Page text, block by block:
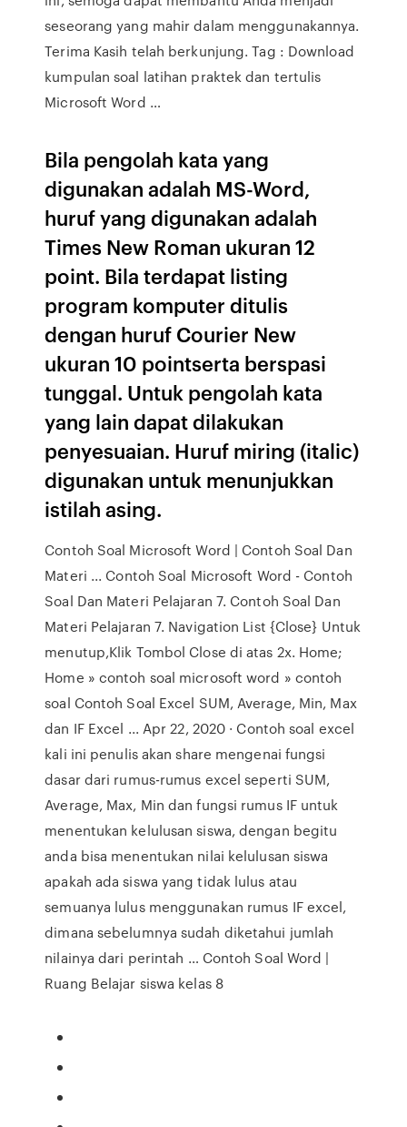
seseorang yang mahir dalam menggunakannya.
Terima Kasih telah berkunjung. Tag : Download
kumpulan soal latihan praktek dan tertulis
Microsoft Word …
Bila pengolah kata yang
digunakan adalah MS-Word,
huruf yang digunakan adalah
Times New Roman ukuran 12
point. Bila terdapat listing
program komputer ditulis
dengan huruf Courier New
ukuran 10 pointserta berspasi
tunggal. Untuk pengolah kata
yang lain dapat dilakukan
penyesuaian. Huruf miring (italic)
digunakan untuk menunjukkan
istilah asing.
Contoh Soal Microsoft Word | Contoh Soal Dan
Materi ... Contoh Soal Microsoft Word - Contoh
Soal Dan Materi Pelajaran 7. Contoh Soal Dan
Materi Pelajaran 7. Navigation List {Close} Untuk
menutup,Klik Tombol Close di atas 2x. Home;
Home » contoh soal microsoft word » contoh
soal Contoh Soal Excel SUM, Average, Min, Max
dan IF Excel ... Apr 22, 2020 · Contoh soal excel
kali ini penulis akan share mengenai fungsi
dasar dari rumus-rumus excel seperti SUM,
Average, Max, Min dan fungsi rumus IF untuk
menentukan kelulusan siswa, dengan begitu
anda bisa menentukan nilai kelulusan siswa
apakah ada siswa yang tidak lulus atau
semuanya lulus menggunakan rumus IF excel,
dimana sebelumnya sudah diketahui jumlah
nilainya dari perintah … Contoh Soal Word |
Ruang Belajar siswa kelas 8